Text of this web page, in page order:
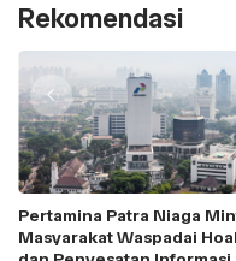
Rekomendasi
Pertamina Patra Niaga
Masyarakat Waspadai